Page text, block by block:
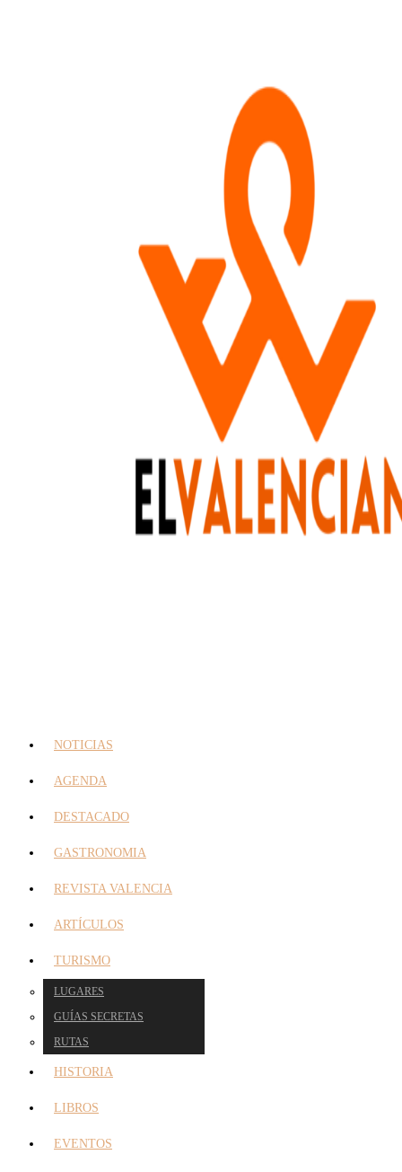
NOTICIAS
AGENDA
DESTACADO
GASTRONOMIA
REVISTA VALENCIA
ARTÍCULOS
TURISMO
LUGARES
GUÍAS SECRETAS
RUTAS
HISTORIA
LIBROS
EVENTOS